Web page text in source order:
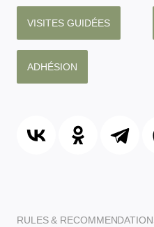
VISITES GUIDÉES
ADHÉSION
RULES &